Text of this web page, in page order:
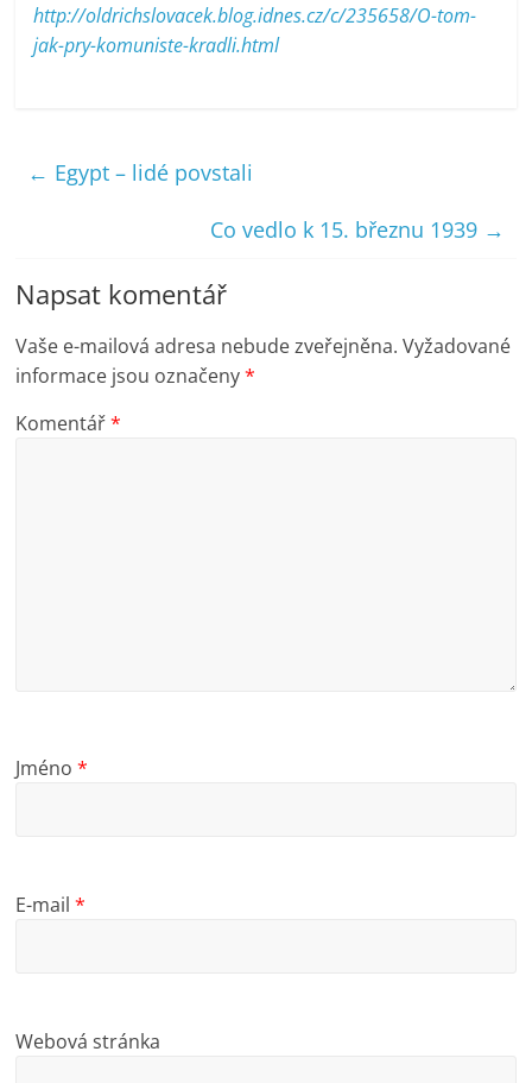
http://oldrichslovacek.blog.idnes.cz/c/235658/O-tom-
jak-pry-komuniste-kradli.html
← Egypt – lidé povstali
Co vedlo k 15. březnu 1939 →
Napsat komentář
Vaše e-mailová adresa nebude zveřejněna. Vyžadované
informace jsou označeny*
Komentář*
Jméno*
E-mail*
Webová stránka